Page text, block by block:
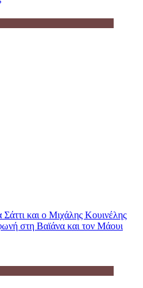
και ο Μιχάλης Κουινέλης
στη Βαϊάνα και τον Μάουι